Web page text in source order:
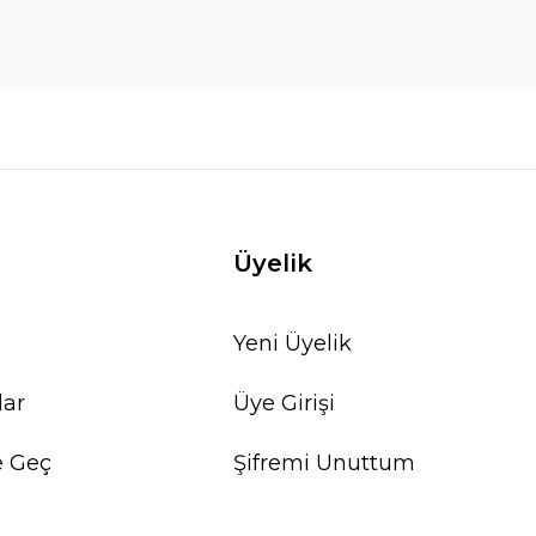
Geç
Üyelik
Yeni Üyelik
Üye Girişi
Şifremi Unuttum